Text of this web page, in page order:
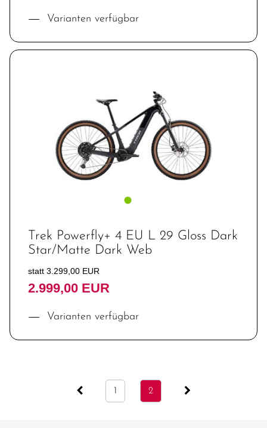
Varianten verfügbar
Trek Powerfly+ 4 EU L 29 Gloss Dark
Star/Matte Dark Web
statt 3.299,00 EUR
2.999,00 EUR
Varianten verfügbar
1 2